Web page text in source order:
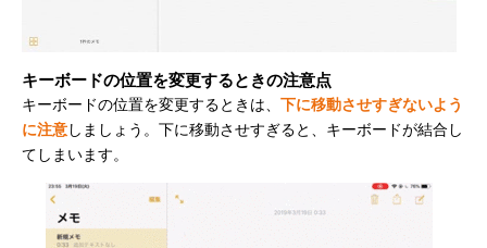
キーボードの位置を変更するときの注意点
キーボードの位置を変更するときは、 下に移動させすぎないよう
に注意しましょう。下に移動させすぎると、キーボードが結合し
てしまいます。